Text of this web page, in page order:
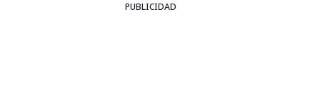
PUBLICIDAD